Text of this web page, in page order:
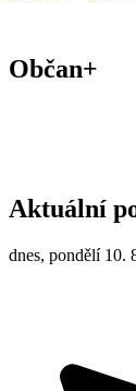
Občan+
Aktuální
dnes, pondělí 10.